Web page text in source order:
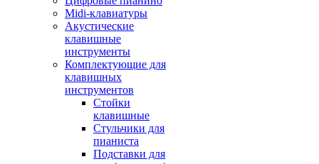
Midi-клавиатуры
Акустические
клавишные
инструменты
Комплектующие для
клавишных
инструментов
Стойки
клавишные
Стульчики для
пианиста
Подставки для